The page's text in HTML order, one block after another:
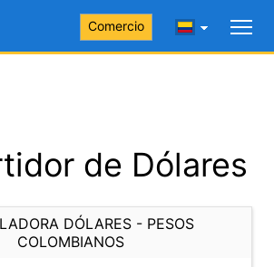
Comercio
de Dólares
DÓLARES - PESOS
COLOMBIANOS